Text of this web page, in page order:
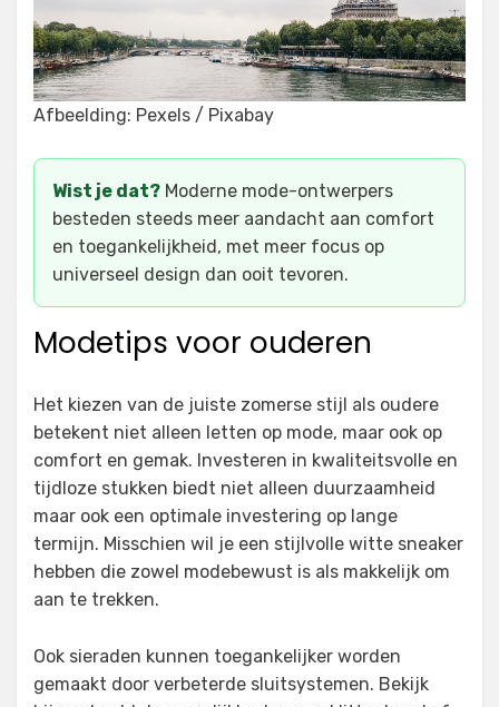
Afbeelding: Pexels / Pixabay
Wist je dat? Moderne mode-ontwerpers
besteden steeds meer aandacht aan comfort
en toegankelijkheid, met meer focus op
universeel design dan ooit tevoren.
Modetips voor ouderen
Het kiezen van de juiste zomerse stijl als oudere
betekent niet alleen letten op mode, maar ook op
comfort en gemak. Investeren in kwaliteitsvolle en
tijdloze stukken biedt niet alleen duurzaamheid
maar ook een optimale investering op lange
termijn. Misschien wil je een stijlvolle witte sneaker
hebben die zowel modebewust is als makkelijk om
aan te trekken.
Ook sieraden kunnen toegankelijker worden
gemaakt door verbeterde sluitsystemen. Bekijk